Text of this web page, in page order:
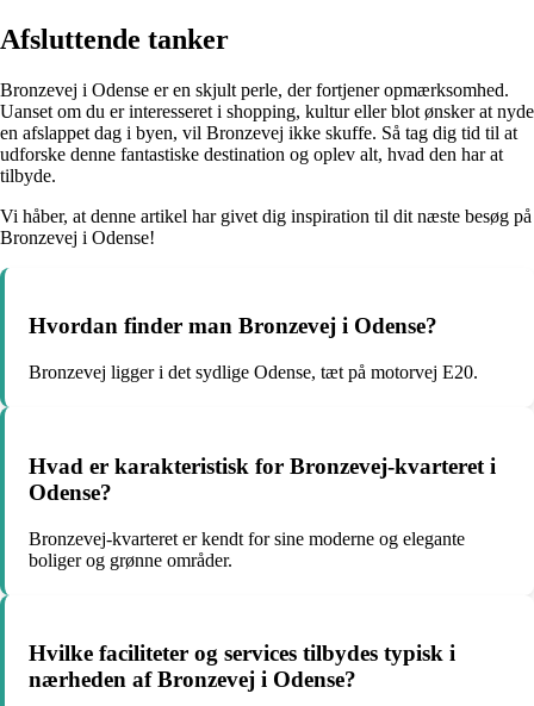
Afsluttende tanker
Bronzevej i Odense er en skjult perle, der fortjener opmærksomhed.
Uanset om du er interesseret i shopping, kultur eller blot ønsker at nyde
en afslappet dag i byen, vil Bronzevej ikke skuffe. Så tag dig tid til at
udforske denne fantastiske destination og oplev alt, hvad den har at
tilbyde.
Vi håber, at denne artikel har givet dig inspiration til dit næste besøg på
Bronzevej i Odense!
Hvordan finder man Bronzevej i Odense?
Bronzevej ligger i det sydlige Odense, tæt på motorvej E20.
Hvad er karakteristisk for Bronzevej-kvarteret i
Odense?
Bronzevej-kvarteret er kendt for sine moderne og elegante
boliger og grønne områder.
Hvilke faciliteter og services tilbydes typisk i
nærheden af Bronzevej i Odense?